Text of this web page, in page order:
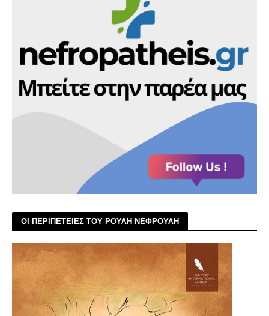
ΟΙ ΠΕΡΙΠΕΤΕΙΕΣ ΤΟΥ ΡΟΥΛΗ ΝΕΦΡΟΥΛΗ